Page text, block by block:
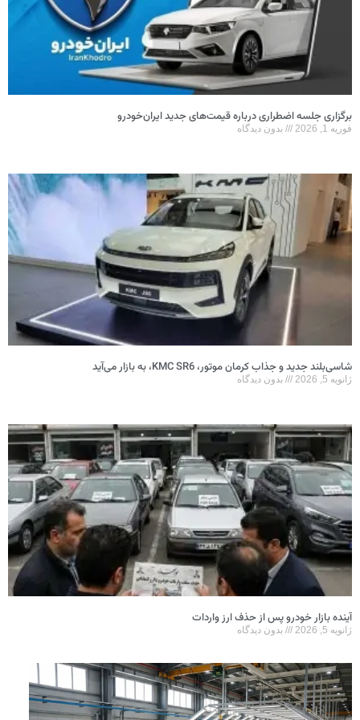
برگزاری جلسه اضطراری درباره قیمت‌های جدید ایران‌خودرو
فوریه 1, 2026 بدون دیدگاه
شاسی‌بلند جدید و جذاب کرمان موتور، KMC SR6، به بازار می‌آید
ژانویه 5, 2026 بدون دیدگاه
آینده بازار خودرو پس از حذف ارز واردات
ژانویه 5, 2026 بدون دیدگاه